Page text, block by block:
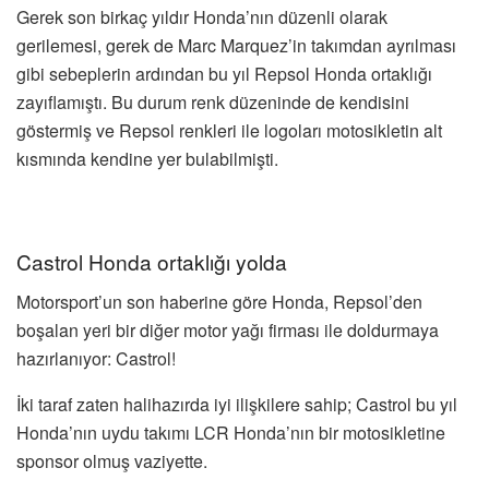
Gerek son birkaç yıldır Honda’nın düzenli olarak
gerilemesi, gerek de Marc Marquez’in takımdan ayrılması
gibi sebeplerin ardından bu yıl Repsol Honda ortaklığı
zayıflamıştı. Bu durum renk düzeninde de kendisini
göstermiş ve Repsol renkleri ile logoları motosikletin alt
kısmında kendine yer bulabilmişti.
Castrol Honda ortaklığı yolda
Motorsport’un son haberine göre Honda, Repsol’den
boşalan yeri bir diğer motor yağı firması ile doldurmaya
hazırlanıyor: Castrol!
İki taraf zaten halihazırda iyi ilişkilere sahip; Castrol bu yıl
Honda’nın uydu takımı LCR Honda’nın bir motosikletine
sponsor olmuş vaziyette.